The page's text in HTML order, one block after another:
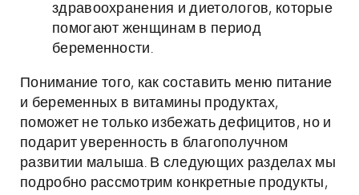
здравоохранения и диетологов, которые
помогают женщинам в период
беременности.
Понимание того, как составить меню питание
и беременных в витамины продуктах,
поможет не только избежать дефицитов, но и
подарит уверенность в благополучном
развитии малыша. В следующих разделах мы
подробно рассмотрим конкретные продукты,